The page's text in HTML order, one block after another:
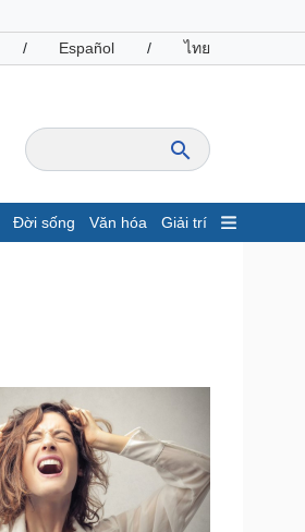
/ Español / ไทย
Đời sống Văn hóa Giải trí
Giá cà phê
Công nghệ
Sành điệu
Tin Công nghệ
Trải nghiệm